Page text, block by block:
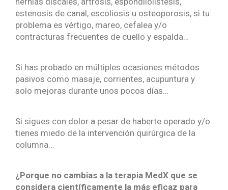
estenosis de canal, escoliosis u osteoporosis, si tu
problema es vértigo, mareo, cefalea y/o
contracturas frecuentes de cuello y espalda…
Si has probado en múltiples ocasiones métodos
pasivos como masaje, corrientes, acupuntura y
solo mejoras durante unos pocos días…
Si sigues con dolor a pesar de haberte operado y/o
tienes miedo de la intervención quirúrgica de la
columna…
¿Porque no cambias a la terapia MedX que se
considera científicamente la más eficaz para